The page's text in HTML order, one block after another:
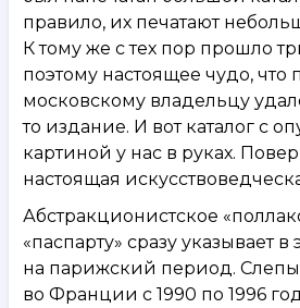
правило, их печатают
К тому же с тех пор прошло
поэтому настоящее чудо,
московскому владельцу
то издание. И вот каталог с
картиной у нас в руках.
настоящая
Абстракционистское
«паспарту» сразу указывает в
на парижский период.
во Франции с 1990 по 1996